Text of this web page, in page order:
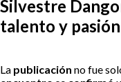
Silvestre
talento y pasión
La publicación no fue